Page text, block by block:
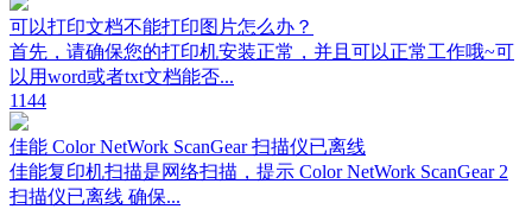
可以打印文档不能打印图片怎么办？
首先，请确保您的打印机安装正常，并且可以正常工作哦~可
以用word或者txt文档能否...
1144
佳能 Color NetWork ScanGear 扫描仪已离线
佳能复印机扫描是网络扫描，提示 Color NetWork ScanGear 2
扫描仪已离线 确保...